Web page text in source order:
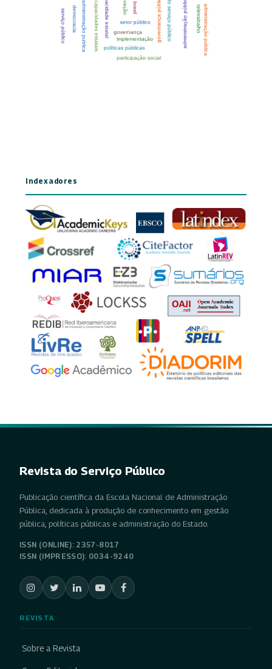
Indexadores
Revista do Serviço Público
Publicação científica da Escola Nacional de Administração
Pública, dedicada à produção de conhecimento em gestão
pública, políticas públicas e administração do Estado.
ISSN (ONLINE): 2357-8017
ISSN (IMPRESSO): 0034-9240
REVISTA
Sobre a Revista